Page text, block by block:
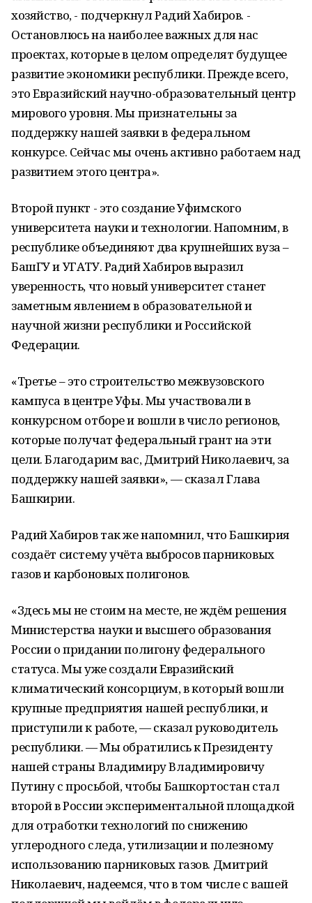
хозяйство, - подчеркнул Радий Хабиров. -
Остановлюсь на наиболее важных для нас
проектах, которые в целом определят будущее
развитие экономики республики. Прежде всего,
это Евразийский научно-образовательный центр
мирового уровня. Мы признательны за
поддержку нашей заявки в федеральном
конкурсе. Сейчас мы очень активно работаем над
развитием этого центра».
Второй пункт - это создание Уфимского
университета науки и технологии. Напомним, в
республике объединяют два крупнейших вуза –
БашГУ и УГАТУ. Радий Хабиров выразил
уверенность, что новый университет станет
заметным явлением в образовательной и
научной жизни республики и Российской
Федерации.
«Третье – это строительство межвузовского
кампуса в центре Уфы. Мы участвовали в
конкурсном отборе и вошли в число регионов,
которые получат федеральный грант на эти
цели. Благодарим вас, Дмитрий Николаевич, за
поддержку нашей заявки», — сказал Глава
Башкирии.
Радий Хабиров так же напомнил, что Башкирия
создаёт систему учёта выбросов парниковых
газов и карбоновых полигонов.
«Здесь мы не стоим на месте, не ждём решения
Министерства науки и высшего образования
России о придании полигону федерального
статуса. Мы уже создали Евразийский
климатический консорциум, в который вошли
крупные предприятия нашей республики, и
приступили к работе, — сказал руководитель
республики. — Мы обратились к Президенту
нашей страны Владимиру Владимировичу
Путину с просьбой, чтобы Башкортостан стал
второй в России экспериментальной площадкой
для отработки технологий по снижению
углеродного следа, утилизации и полезному
использованию парниковых газов. Дмитрий
Николаевич, надеемся, что в том числе с вашей